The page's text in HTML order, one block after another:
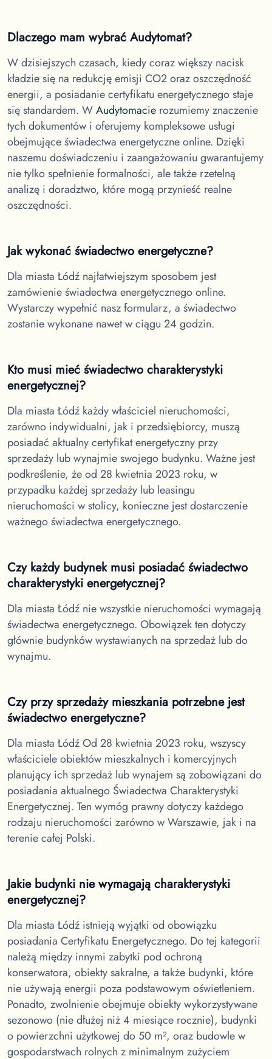
Dlaczego mam wybrać Audytomat?
W dzisiejszych czasach, kiedy coraz większy nacisk
kładzie się na redukcję emisji CO2 oraz oszczędność
energii, a posiadanie certyfikatu energetycznego staje
się standardem. WAudytomacie rozumiemy znaczenie
tych dokumentów i oferujemy kompleksowe usługi
obejmujące świadectwa energetyczne online. Dzięki
naszemu doświadczeniu i zaangażowaniu gwarantujemy
nie tylko spełnienie formalności, ale także rzetelną
analizę i doradztwo, które mogą przynieść realne
oszczędności.
Jak wykonać świadectwo energetyczne?
Dla miasta Łódź najłatwiejszym sposobem jest
zamówienie świadectwa energetycznego online.
Wystarczy wypełnić nasz formularz, a świadectwo
zostanie wykonane nawet w ciągu 24 godzin.
Kto musi mieć świadectwo charakterystyki
energetycznej?
Dla miasta Łódź każdy właściciel nieruchomości,
zarówno indywidualni, jak i przedsiębiorcy, muszą
posiadać aktualny certyfikat energetyczny przy
sprzedaży lub wynajmie swojego budynku. Ważne jest
podkreślenie, że od 28 kwietnia 2023 roku, w
przypadku każdej sprzedaży lub leasingu
nieruchomości w stolicy, konieczne jest dostarczenie
ważnego świadectwa energetycznego.
Czy każdy budynek musi posiadać świadectwo
charakterystyki energetycznej?
Dla miasta Łódź nie wszystkie nieruchomości wymagają
świadectwa energetycznego. Obowiązek ten dotyczy
głównie budynków wystawianych na sprzedaż lub do
wynajmu.
Czy przy sprzedaży mieszkania potrzebne jest
świadectwo energetyczne?
Dla miasta ŁódźOd 28 kwietnia 2023 roku, wszyscy
właściciele obiektów mieszkalnych i komercyjnych
planujący ich sprzedaż lub wynajem są zobowiązani do
posiadania aktualnego Świadectwa Charakterystyki
Energetycznej. Ten wymóg prawny dotyczy każdego
rodzaju nieruchomości zarówno w Warszawie, jak i na
terenie całej Polski.
Jakie budynki nie wymagają charakterystyki
energetycznej?
Dla miasta Łódź istnieją wyjątki od obowiązku
posiadania Certyfikatu Energetycznego. Do tej kategorii
należą między innymi zabytki pod ochroną
konserwatora, obiekty sakralne, a także budynki, które
nie używają energii poza podstawowym oświetleniem.
Ponadto, zwolnienie obejmuje obiekty wykorzystywane
sezonowo (nie dłużej niż 4 miesiące rocznie), budynki
o powierzchni użytkowej do 50 m², oraz budowle w
gospodarstwach rolnych z minimalnym zużyciem